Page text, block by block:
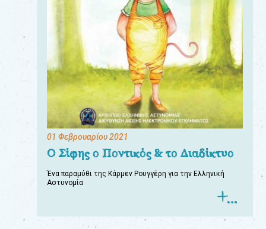
01 Φεβρουαρίου 2021
Ο Σίφης ο Ποντικός & το Διαδίκτυο
Ένα παραμύθι της Κάρμεν Ρουγγέρη για την Ελληνική
Αστυνομία